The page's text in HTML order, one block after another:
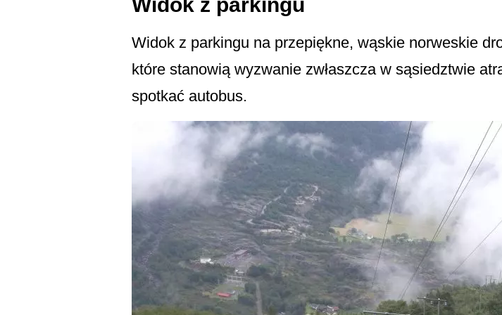
Widok z parkingu na przepiękne, wąskie norweskie
które stanowią wyzwanie zwłaszcza w sąsiedztwie
spotkać autobus.